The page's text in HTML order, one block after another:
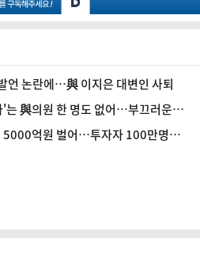
언 논란에…與 이지은 대변인 사퇴
는 與의원 한 명도 없어…부끄러운
5000억원 벌어…투자자 100만명